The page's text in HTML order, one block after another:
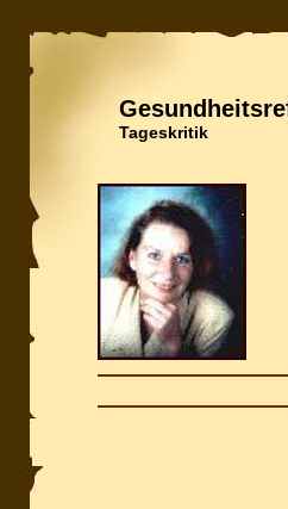
Tageskritik